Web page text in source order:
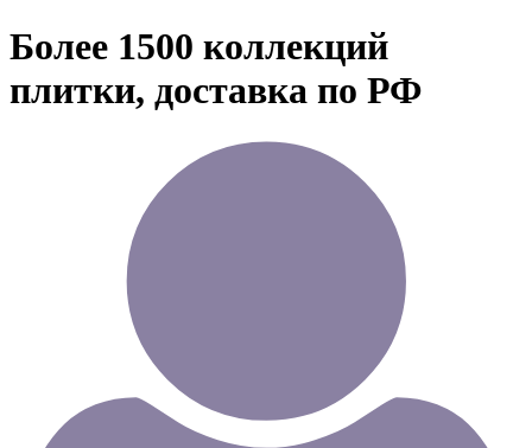
Более 1500 коллекций
плитки, доставка по РФ